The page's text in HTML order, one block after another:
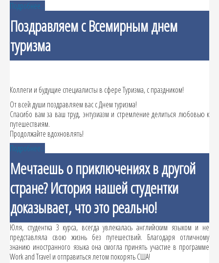
Подробнее...
Поздравляем с Всемирным днем
туризма
Коллеги и будущие специалисты в сфере Туризма, с праздником!
От всей души поздравляем вас с Днем туризма!
Спасибо вам за ваш труд, энтузиазм и стремление делиться любовью к
путешествиям.
Продолжайте вдохновлять!
Подробнее...
Мечтаешь о приключениях в другой
стране? История нашей студентки
доказывает, что это реально!
Юля, студентка 3 курса, всегда увлекалась английским языком и не
представляла свою жизнь без путешествий. Благодаря отличному
знанию иностранного языка она смогла принять участие в программе
Work and Travel и отправиться летом покорять США!